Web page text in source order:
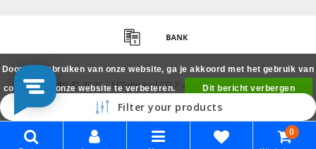
Copyright © 2026 - MTimpex LCD Parts Cases Groothandel
Smartphone - All rights reserved
Filter your products
0
Door het gebruiken van onze website, ga je akkoord met het gebruik van
cookies om onze website te verbeteren.
Dit bericht verbergen
Meer over cookies »